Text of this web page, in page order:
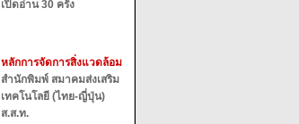
เปิดอ่าน 30 ครั้ง
หลักการจัดการสิ่งแวดล้อม
สำนักพิมพ์ สมาคมส่งเสริม
เทคโนโลยี (ไทย-ญี่ปุ่น)
ส.ส.ท.